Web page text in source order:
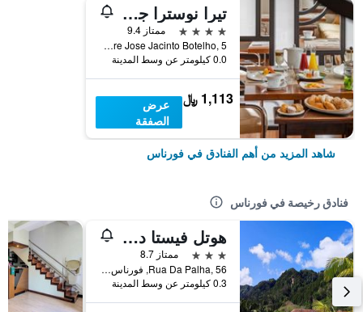
تيرا نوسترا جاردن هوتل
4 نجوم
ممتاز 9.4
Rua Padre Jose Jacinto Botelho, 5, فورناس, أزوريس, البرتغال
0.0 كيلومتر عن وسط المدينة
1,113 ﷼
عرض
الصفقة
شاهد المزيد من أهم الفنادق في فورناس
فنادق رخيصة في فورناس
هوتل فيستا دو فالي
3 نجوم
ممتاز 8.7
Rua Da Palha, 56, فورناس, أزوريس, البرتغال
0.3 كيلومتر عن وسط المدينة